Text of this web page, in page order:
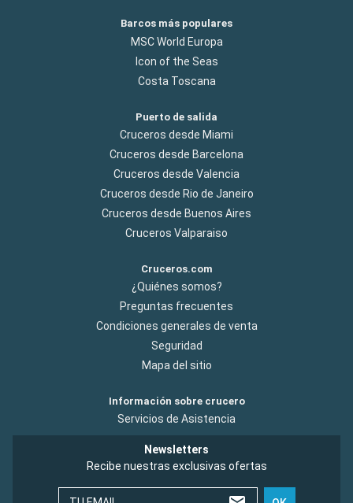
Barcos más populares
MSC World Europa
Icon of the Seas
Costa Toscana
Puerto de salida
Cruceros desde Miami
Cruceros desde Barcelona
Cruceros desde Valencia
Cruceros desde Rio de Janeiro
Cruceros desde Buenos Aires
Cruceros Valparaiso
Cruceros.com
¿Quiénes somos?
Preguntas frecuentes
Condiciones generales de venta
Seguridad
Mapa del sitio
Información sobre crucero
Servicios de Asistencia
Newsletters
Recibe nuestras exclusivas ofertas